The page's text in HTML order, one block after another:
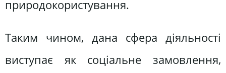
природокористування.
Таким чином, дана сфера діяльності
виступає як соціальне замовлення,